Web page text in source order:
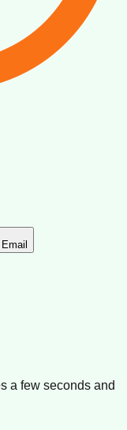
a few seconds and